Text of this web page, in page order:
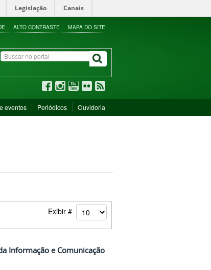
Legislação Canais
ALTO CONTRASTE MAPA DO SITE
eventos Periódicos Ouvidoria
Exibir #
Informação e Comunicação